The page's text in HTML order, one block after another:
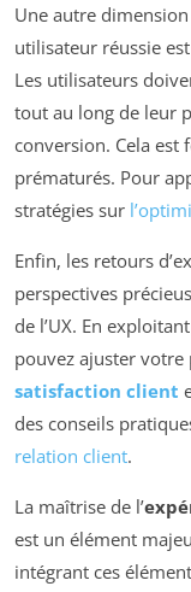
Une autre
utilisateur réussie
Les utilisateurs
tout au long de leur
conversion. Cela est
prématurés. Pour
stratégies sur
Enfin, les retours
perspectives
de l’UX. En
pouvez ajuster
satisfaction client
des conseils
relation client.
La maîtrise de l’
est un élément
intégrant ces